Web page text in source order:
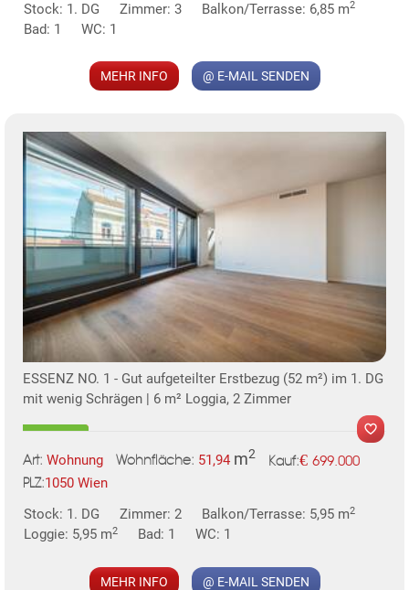
Stock: 1. DG
Zimmer: 3 Balkon/Terrasse: 6,85 m2
Bad: 1 WC: 1
MEHR INFO @ E-MAIL SENDEN
ESSENZ NO. 1 - Gut aufgeteilter Erstbezug (52 m²) im 1. DG
mit wenig Schrägen | 6 m² Loggia, 2 Zimmer
Art: Wohnung Wohnfläche: 51,94 m2 Kauf:€ 699.000
PLZ:1050 Wien
Stock: 1. DG
Zimmer: 2 Balkon/Terrasse: 5,95 m2
Loggie: 5,95 m2 Bad: 1 WC: 1
MEHR INFO @ E-MAIL SENDEN